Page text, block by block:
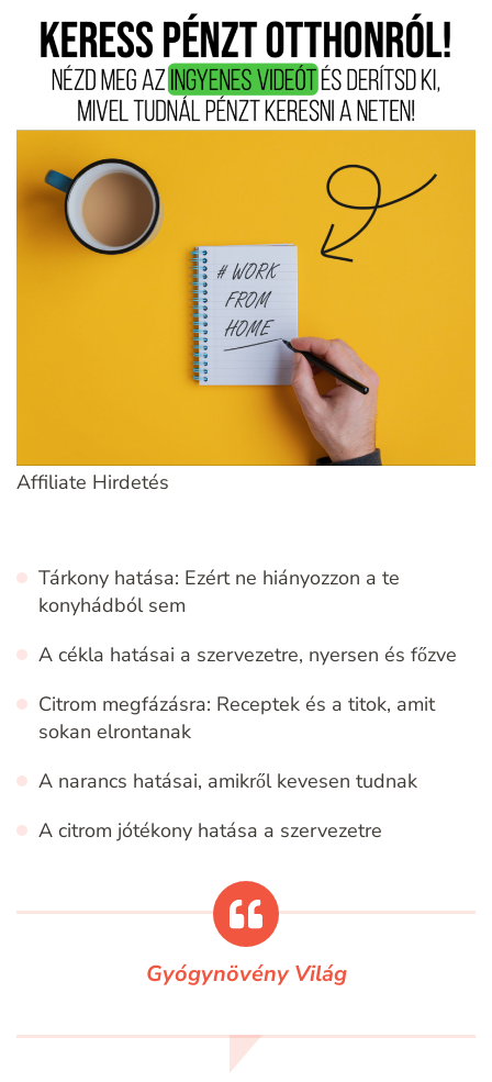
Affiliate Hirdetés
Tárkony hatása: Ezért ne hiányozzon a te
konyhádból sem
A cékla hatásai a szervezetre, nyersen és főzve
Citrom megfázásra: Receptek és a titok, amit
sokan elrontanak
A narancs hatásai, amikről kevesen tudnak
A citrom jótékony hatása a szervezetre
Gyógynövény Világ